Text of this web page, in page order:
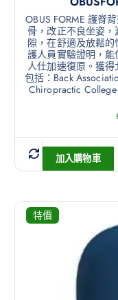
OBUS FORME 護脊
骨，改正不良坐姿
隙，在舒適及放鬆
護人員實驗證明，
人仕加速復原。獲
包括：Back
Chiropractic
加入購物車
特價